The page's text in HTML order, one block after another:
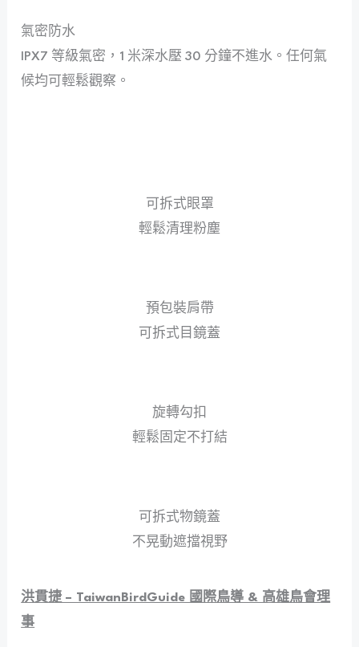
氣密防水
IPX7 等級氣密，1 米深水壓 30 分鐘不進水。任何氣
候均可輕鬆觀察。
可拆式眼罩
輕鬆清理粉塵
預包裝肩帶
可拆式目鏡蓋
旋轉勾扣
輕鬆固定不打結
可拆式物鏡蓋
不晃動遮擋視野
洪貫捷 – TaiwanBirdGuide 國際鳥導 & 高雄鳥會理
事